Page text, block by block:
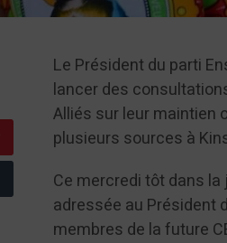
Le Président du parti
lancer des
Alliés sur leur maintien
plusieurs sources à
Ce mercredi tôt dans
adressée au Président
membres de la future